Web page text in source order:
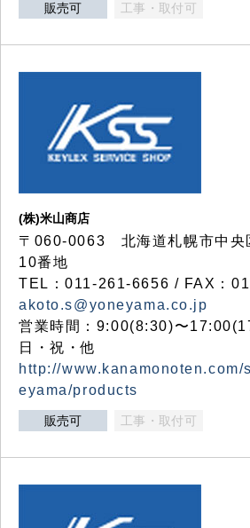
販売可 工事・取付可
(株)米山商店
〒060-0063 北海道札幌市中央
10番地
TEL：011-261-6656 / FAX：
akoto.s@yoneyama.co.jp
営業時間：9:00(8:30)〜
日・祝・他
http://www.kanamonoten.com/
eyama/products
販売可 工事・取付可